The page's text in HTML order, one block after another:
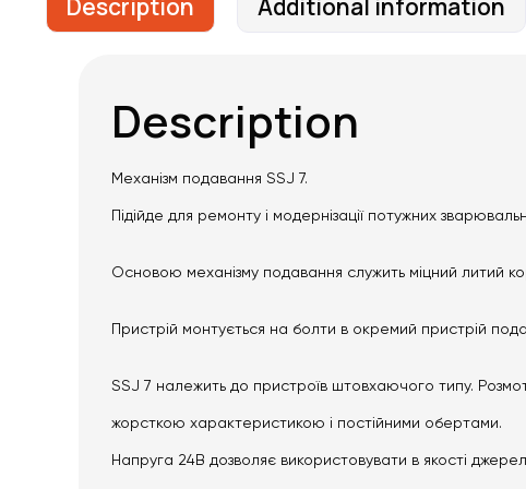
Description Additional information
Description
Механізм подавання SSJ 7.
Підійде для ремонту і модернізації потужних
Основою механізму подавання служить міцний литий
Пристрій монтується на болти в окремий пристрій
SSJ 7 належить до пристроїв штовхаючого типу.
жорсткою характеристикою і постійними обертами.
Напруга 24В дозволяє використовувати в якості